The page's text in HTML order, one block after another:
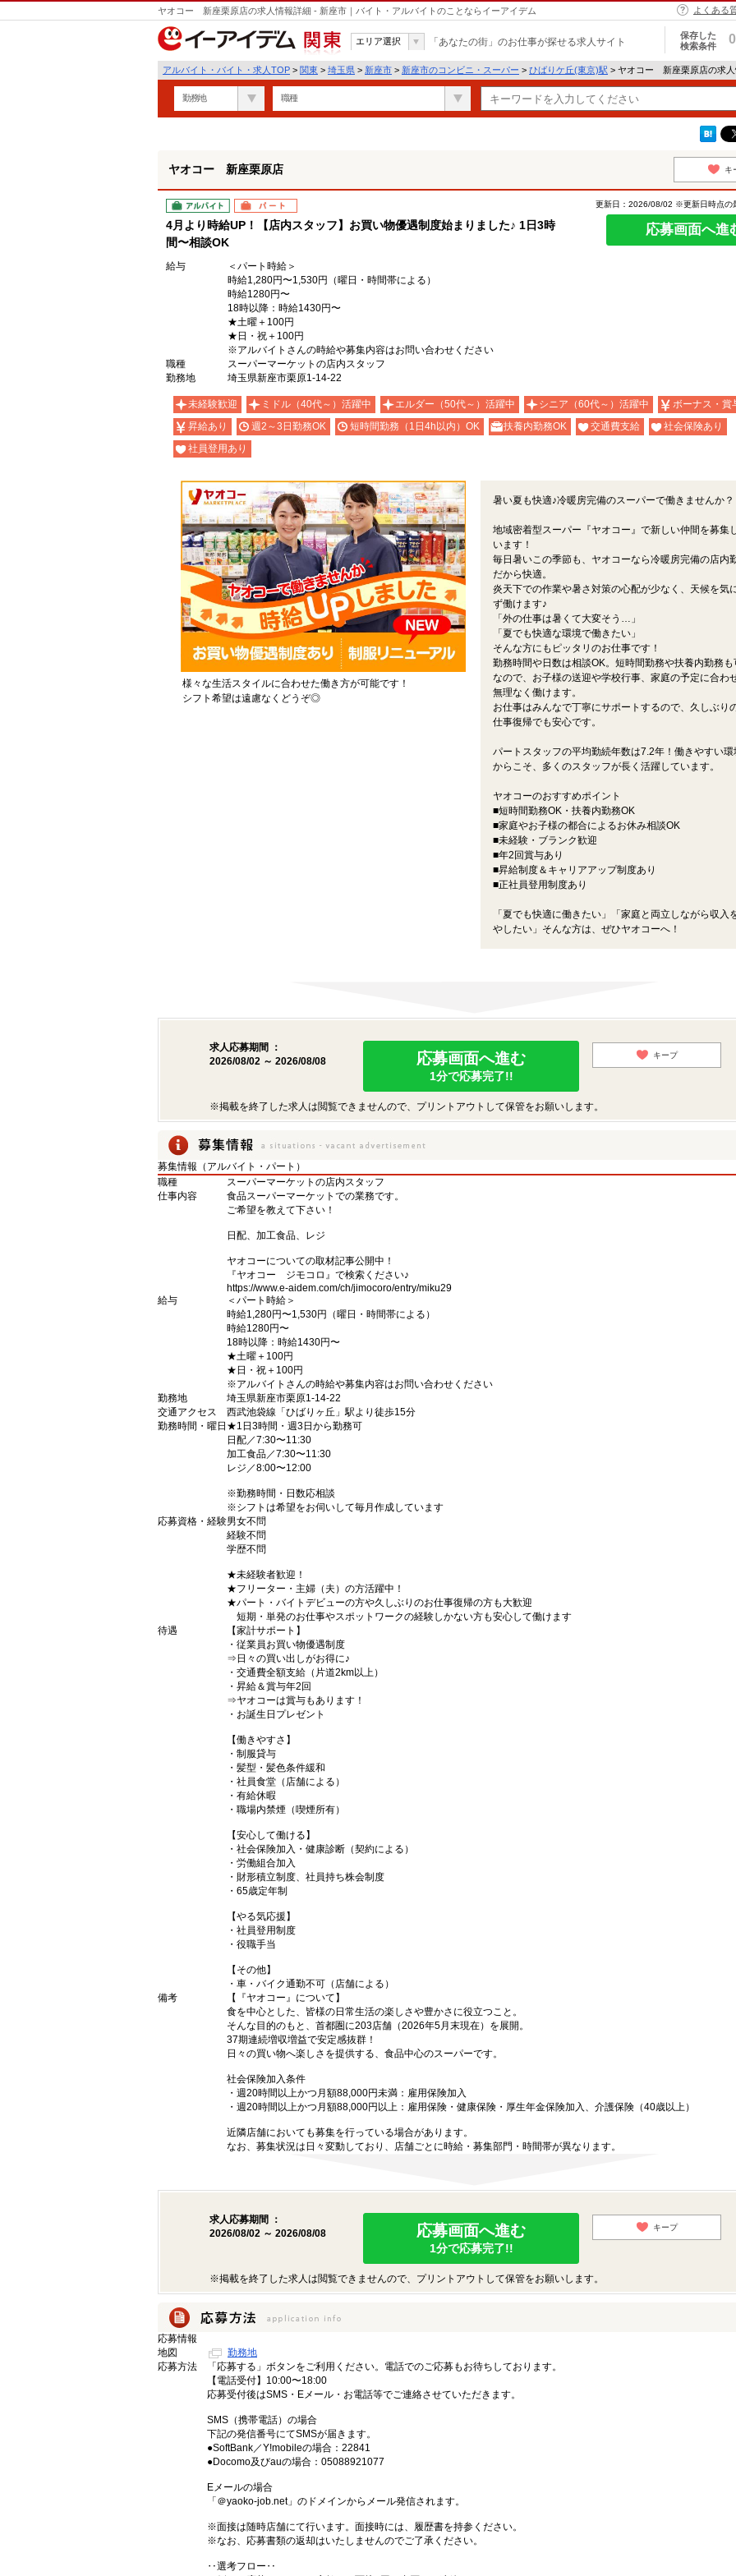
ヤオコー 新座栗原店の求人情報詳細 - 新座市｜バイト・アルバイトのことならイーアイデム よくある
関東
エリア選択 「あなたの街」のお仕事が探せる求人サイト
保存した
検索条件
0
アルバイト・バイト・求人TOP > 関東 > 埼玉県 > 新座市 > 新座市のコンビニ・スーパー > ひばりケ丘(東京)駅 > ヤオコー 新座栗原店の求人
勤務地 職種
ヤオコー 新座栗原店 キ
アルバイト パート
4月より時給UP！【店内スタッフ】お買い物優遇制度始まりました♪ 1日3時
間〜相談OK
更新日：2026/08/02 ※更新日時点の
応募画面へ進
給与
＜パート時給＞
時給1,280円〜1,530円（曜日・時間帯による）
時給1280円〜
18時以降：時給1430円〜
★土曜＋100円
★日・祝＋100円
※アルバイトさんの時給や募集内容はお問い合わせください
職種
スーパーマーケットの店内スタッフ
勤務地
埼玉県新座市栗原1-14-22
未経験歓迎 ミドル（40代～）活躍中 エルダー（50代～）活躍中 シニア（60代～）活躍中
ボーナス・賞
昇給あり
週2～3日勤務OK 短時間勤務（1日4h以内）OK 扶養内勤務OK 交通費支給
社会保険あり
社員登用あり
様々な生活スタイルに合わせた働き方が可能です！
シフト希望は遠慮なくどうぞ◎
暑い夏も快適♪冷暖房完備のスーパーで働きませんか？
地域密着型スーパー『ヤオコー』で新しい仲間を募集
います！
毎日暑いこの季節も、ヤオコーなら冷暖房完備の店内
だから快適。
炎天下での作業や暑さ対策の心配が少なく、天候を気
ず働けます♪
「外の仕事は暑くて大変そう…」
「夏でも快適な環境で働きたい」
そんな方にもピッタリのお仕事です！
勤務時間や日数は相談OK。短時間勤務や扶養内勤務も
なので、お子様の送迎や学校行事、家庭の予定に合わ
無理なく働けます。
お仕事はみんなで丁寧にサポートするので、久しぶり
仕事復帰でも安心です。
パートスタッフの平均勤続年数は7.2年！働きやすい環
からこそ、多くのスタッフが長く活躍しています。
ヤオコーのおすすめポイント
■短時間勤務OK・扶養内勤務OK
■家庭やお子様の都合によるお休み相談OK
■未経験・ブランク歓迎
■年2回賞与あり
■昇給制度＆キャリアアップ制度あり
■正社員登用制度あり
「夏でも快適に働きたい」「家庭と両立しながら収入
やしたい」そんな方は、ぜひヤオコーへ！
求人応募期間 ：
2026/08/02 ～ 2026/08/08
応募画面へ進む
1分で応募完了!!
キープ
※掲載を終了した求人は閲覧できませんので、プリントアウトして保管をお願いします。
募集情報（アルバイト・パート）
職種
スーパーマーケットの店内スタッフ
仕事内容
食品スーパーマーケットでの業務です。
ご希望を教えて下さい！
日配、加工食品、レジ
ヤオコーについての取材記事公開中！
『ヤオコー ジモコロ』で検索ください♪
https://www.e-aidem.com/ch/jimocoro/entry/miku29
給与
＜パート時給＞
時給1,280円〜1,530円（曜日・時間帯による）
時給1280円〜
18時以降：時給1430円〜
★土曜＋100円
★日・祝＋100円
※アルバイトさんの時給や募集内容はお問い合わせください
勤務地
埼玉県新座市栗原1-14-22
交通アクセス
西武池袋線「ひばりヶ丘」駅より徒歩15分
勤務時間・曜日 ★1日3時間・週3日から勤務可
日配／7:30〜11:30
加工食品／7:30〜11:30
レジ／8:00〜12:00
※勤務時間・日数応相談
※シフトは希望をお伺いして毎月作成しています
応募資格・経験男女不問
経験不問
学歴不問
★未経験者歓迎！
★フリーター・主婦（夫）の方活躍中！
★パート・バイトデビューの方や久しぶりのお仕事復帰の方も大歓迎
短期・単発のお仕事やスポットワークの経験しかない方も安心して働けます
待遇
【家計サポート】
・従業員お買い物優遇制度
⇒日々の買い出しがお得に♪
・交通費全額支給（片道2km以上）
・昇給＆賞与年2回
⇒ヤオコーは賞与もあります！
・お誕生日プレゼント
【働きやすさ】
・制服貸与
・髪型・髪色条件緩和
・社員食堂（店舗による）
・有給休暇
・職場内禁煙（喫煙所有）
【安心して働ける】
・社会保険加入・健康診断（契約による）
・労働組合加入
・財形積立制度、社員持ち株会制度
・65歳定年制
【やる気応援】
・社員登用制度
・役職手当
【その他】
・車・バイク通勤不可（店舗による）
備考
【『ヤオコー』について】
食を中心とした、皆様の日常生活の楽しさや豊かさに役立つこと。
そんな目的のもと、首都圏に203店舗（2026年5月末現在）を展開。
37期連続増収増益で安定感抜群！
日々の買い物へ楽しさを提供する、食品中心のスーパーです。
社会保険加入条件
・週20時間以上かつ月額88,000円未満：雇用保険加入
・週20時間以上かつ月額88,000円以上：雇用保険・健康保険・厚生年金保険加入、介護保険（40歳以上）
近隣店舗においても募集を行っている場合があります。
なお、募集状況は日々変動しており、店舗ごとに時給・募集部門・時間帯が異なります。
求人応募期間 ：
2026/08/02 ～ 2026/08/08
応募画面へ進む
1分で応募完了!!
キープ
※掲載を終了した求人は閲覧できませんので、プリントアウトして保管をお願いします。
応募情報
地図
勤務地
応募方法
「応募する」ボタンをご利用ください。電話でのご応募もお待ちしております。
【電話受付】10:00〜18:00
応募受付後はSMS・Eメール・お電話等でご連絡させていただきます。
SMS（携帯電話）の場合
下記の発信番号にてSMSが届きます。
●SoftBank／Y!mobileの場合：22841
●Docomo及びauの場合：05088921077
Eメールの場合
「＠yaoko-job.net」のドメインからメール発信されます。
※面接は随時店舗にて行います。面接時には、履歴書を持参ください。
※なお、応募書類の返却はいたしませんのでご了承ください。
‥選考フロー‥